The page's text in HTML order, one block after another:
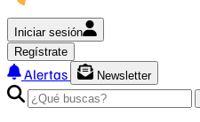
Iniciar sesión
Regístrate
Alertas
Newsletter